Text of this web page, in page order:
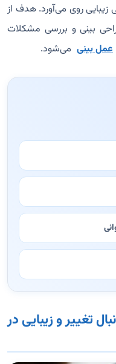
روی می‌آورد. هدف از
بینی و بررسی مشکلات
عمل بینی می‌شود.
تغییر و زیبایی در